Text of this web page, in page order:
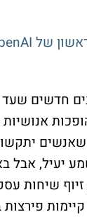
חדשים שעד
אנושיות
שאנשים
יעיל, אבל
שיחות